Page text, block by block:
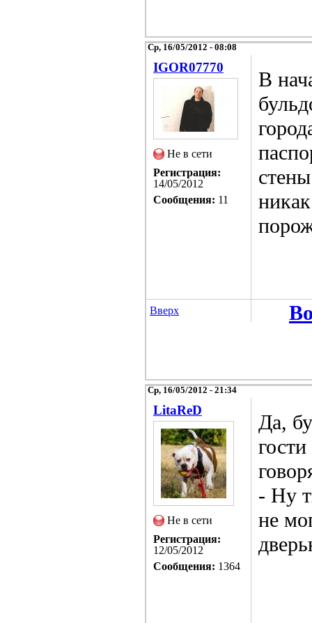
Ср, 16/05/2012 - 08:08
IGOR07770
Не в сети
Регистрация:
14/05/2012
Сообщения: 11
В
Вверх
Ср, 16/05/2012 - 21:34
LitaReD
Не в сети
Регистрация:
12/05/2012
Сообщения: 1364
Да,
- Ну
не